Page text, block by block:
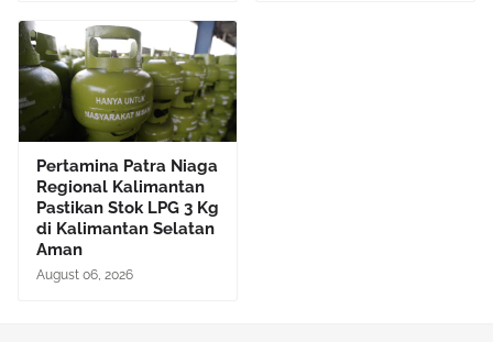
Pertamina Patra Niaga
Regional Kalimantan
Pastikan Stok LPG 3 Kg
di Kalimantan Selatan
Aman
August 06, 2026